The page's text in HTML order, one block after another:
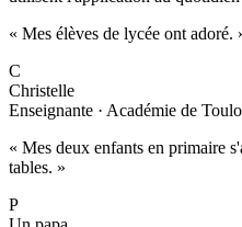
« Mes élèves de lycée ont adoré.
C
Christelle
Enseignante · Académie de
« Mes deux enfants en primaire
tables. »
P